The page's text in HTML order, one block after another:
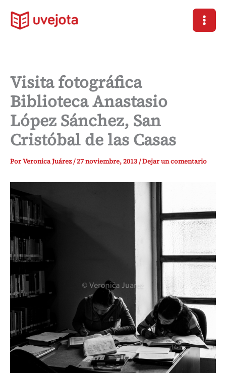
contenido
Visita fotográfica
Biblioteca Anastasio
López Sánchez, San
Cristóbal de las Casas
PorVeronica Juárez/27 noviembre, 2013/Dejar un comentario